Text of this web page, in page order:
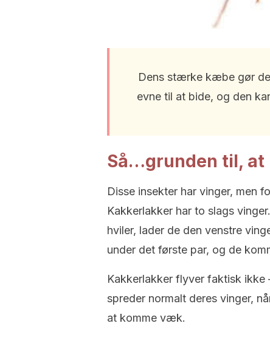
Dens stærke kæbe gør
evne til at bide, og den
Så…grunden til,
Disse insekter har vinger, men
Kakkerlakker har to slags
hviler, lader de den venstre
under det første par, og de
Kakkerlakker flyver faktisk
spreder normalt deres vinger,
at komme væk.